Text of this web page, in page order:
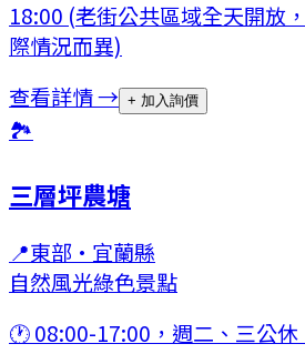
18:00 (老街公共區域全天開放
際情況而異)
查看詳情 → + 加入詢價
🏞
三層坪農塘
📍東部 · 宜蘭縣
自然風光綠色景點
🕐08:00-17:00，週二、三公